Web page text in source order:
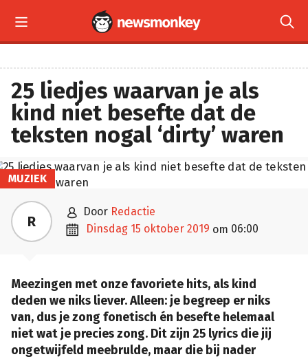
 
25 liedjes waarvan je als
kind niet besefte dat de
teksten nogal ‘dirty’ waren
MUZIEK
R  door Redactie
 dinsdag 15 oktober 2019 om 06:00
Meezingen met onze favoriete hits, als kind
deden we niks liever. Alleen: je begreep er niks
van, dus je zong fonetisch én besefte helemaal
niet wat je precies zong. Dit zijn 25 lyrics die jij
ongetwijfeld meebrulde, maar die bij nader